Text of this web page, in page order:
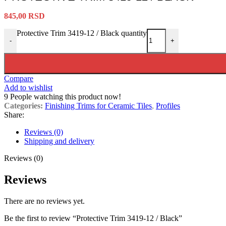
845,00 RSD
-
Protective Trim 3419-12 / Black quantity
+
Compare
Add to wishlist
9 People watching this product now!
Categories: Finishing Trims for Ceramic Tiles, Profiles
Share:
Reviews (0)
Shipping and delivery
Reviews (0)
Reviews
There are no reviews yet.
Be the first to review “Protective Trim 3419-12 / Black”